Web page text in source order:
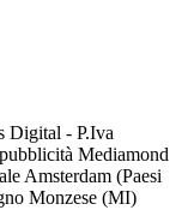
Digital - P.Iva
Mediamond
Amsterdam (Paesi
Monzese (MI)